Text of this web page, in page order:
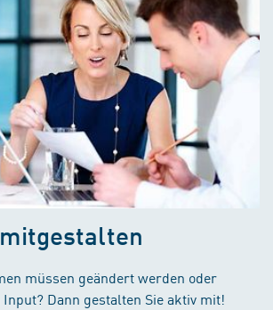
müssen geändert werden oder
Dann gestalten Sie aktiv mit!